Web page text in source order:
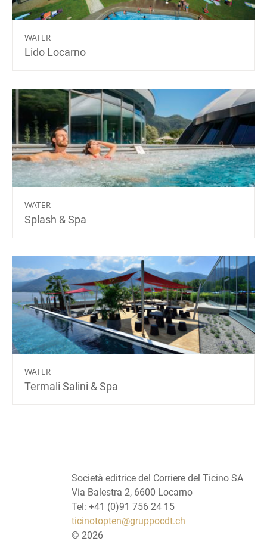
WATER
Lido Locarno
WATER
Splash & Spa
WATER
Termali Salini & Spa
Società editrice del Corriere del Ticino SA
Via Balestra 2, 6600 Locarno
Tel: +41 (0)91 756 24 15
ticinotopten@gruppocdt.ch
© 2026